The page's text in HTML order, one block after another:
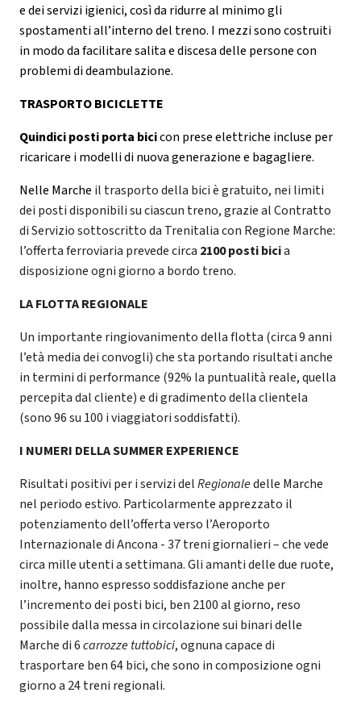
e dei servizi igienici, così da ridurre al minimo gli
spostamenti all’interno del treno. I mezzi sono costruiti
in modo da facilitare salita e discesa delle persone con
problemi di deambulazione.
TRASPORTO BICICLETTE
Quindici posti porta bicicon prese elettriche incluse per
ricaricare i modelli di nuova generazione e bagagliere.
Nelle Marche il trasporto della bici è gratuito, nei limiti
dei posti disponibili su ciascun treno, grazie al Contratto
di Servizio sottoscritto da Trenitalia con Regione Marche:
l’offerta ferroviaria prevede circa 2100 posti bicia
disposizione ogni giorno a bordo treno.
LA FLOTTA REGIONALE
Un importante ringiovanimento della flotta (circa 9 anni
l’età media dei convogli) che sta portando risultati anche
in termini di performance (92% la puntualità reale, quella
percepita dal cliente) e di gradimento della clientela
(sono 96 su 100 i viaggiatori soddisfatti).
I NUMERI DELLA SUMMER EXPERIENCE
Risultati positivi per i servizi delRegionaledelle Marche
nel periodo estivo. Particolarmente apprezzato il
potenziamento dell’offerta verso l’Aeroporto
Internazionale di Ancona - 37 treni giornalieri – che vede
circa mille utenti a settimana. Gli amanti delle due ruote,
inoltre, hanno espresso soddisfazione anche per
l’incremento dei posti bici, ben 2100 al giorno, reso
possibile dalla messa in circolazione sui binari delle
Marche di 6carrozze tuttobici, ognuna capace di
trasportare ben 64 bici, che sono in composizione ogni
giorno a 24 treni regionali.